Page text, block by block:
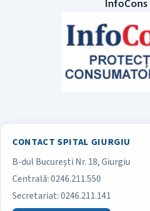
InfoCons
CONTACT SPITAL GIURGIU
Spitalul Județean de Urgență Giurgiu
B-dul București Nr. 18, Giurgiu
Centrală:0246.211.550
Secretariat:0246.211.141